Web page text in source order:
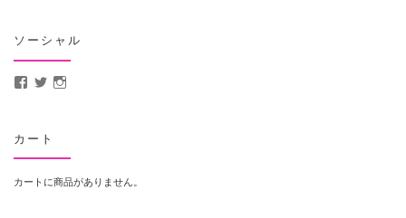
ソーシャル
MotoCrusader さんのプロフィールを Facebook で表示
@MotoCrusader さんのプロフィールを Twitter で表示
カート
カートに商品がありません。